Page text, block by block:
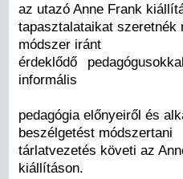
az utazó Anne Frank
tapasztalataikat szeretnék
módszer iránt
érdeklődő
informális
pedagógia előnyeiről és
beszélgetést módszertani
tárlatvezetés követi az
kiállításon.